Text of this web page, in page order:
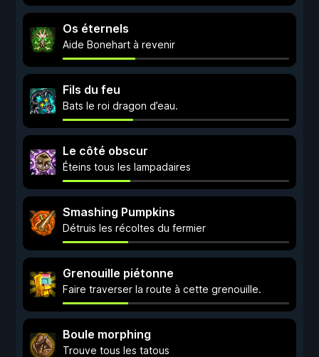
Os éternels
Aide Bonehart à revenir
Fils du feu
Bats le roi dragon d’eau.
Le côté obscur
Éteins tous les lampadaires
Smashing Pumpkins
Détruis les récoltes du fermier
Grenouille piétonne
Faire traverser la route à cette grenouille.
Boule morphing
Trouve tous les tatous